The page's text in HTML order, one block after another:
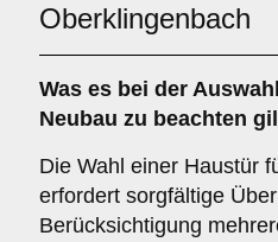
Oberklingenbach
Was es bei der
Neubau zu beachten
Die Wahl einer Haustür
erfordert sorgfältige
Berücksichtigung